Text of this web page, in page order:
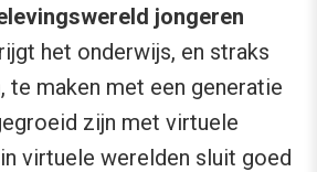
jongeren
het onderwijs, en straks
te maken met een generatie
zijn met virtuele
virtuele werelden sluit goed